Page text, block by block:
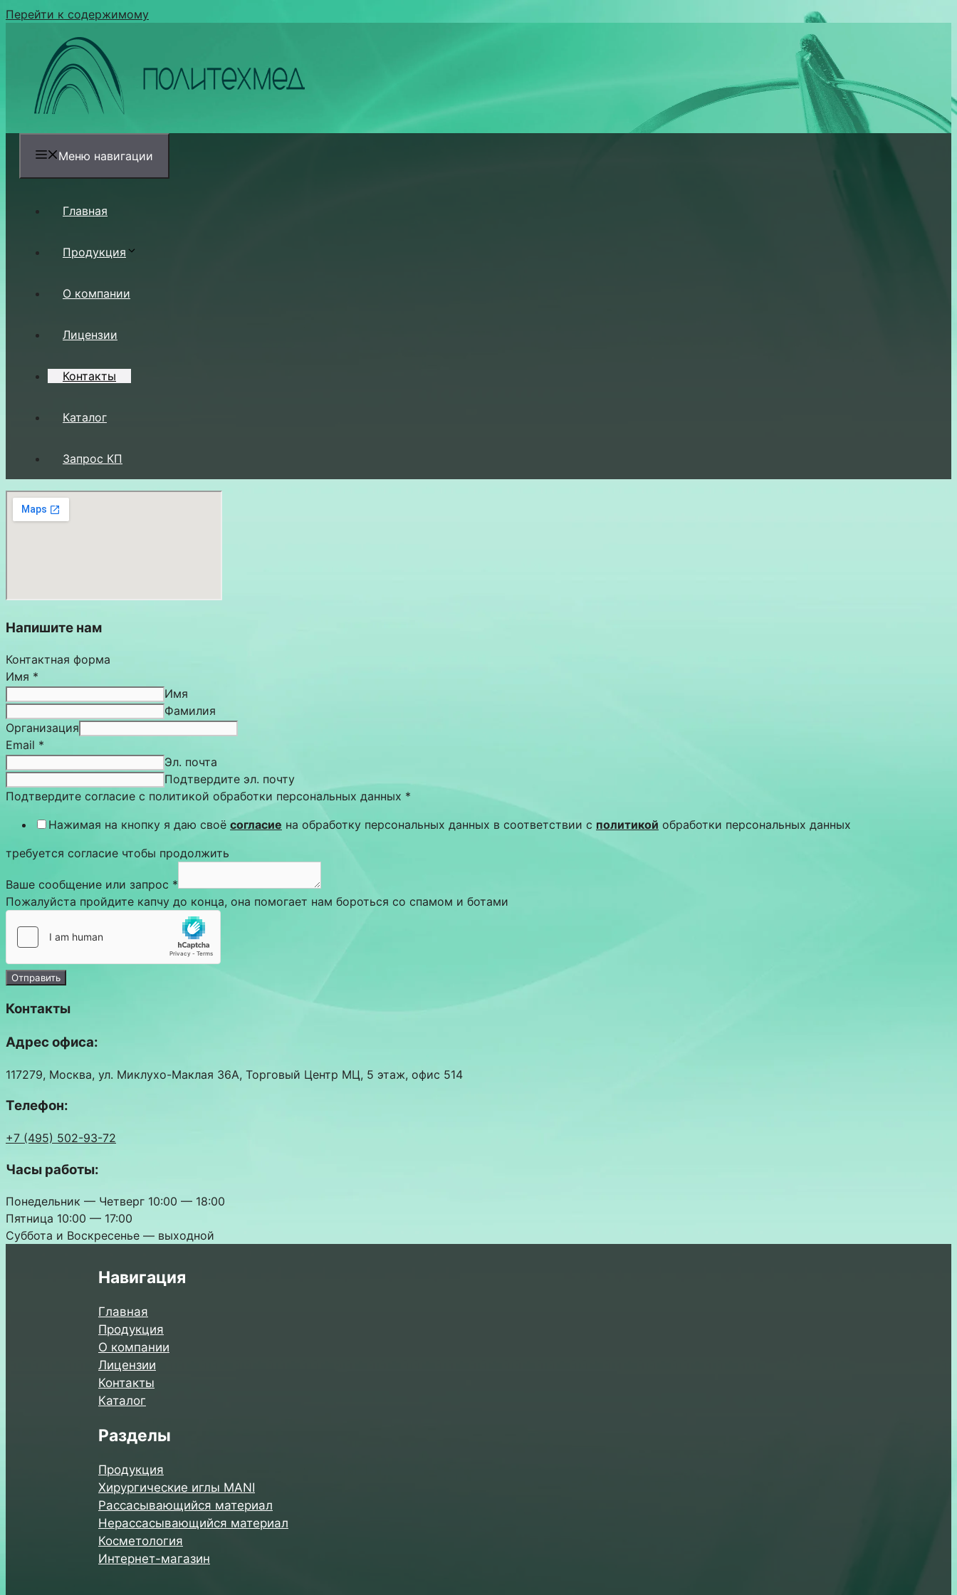
Перейти к содержимому
Меню навигации
Главная
Продукция
О компании
Лицензии
Контакты
Каталог
Запрос КП
Напишите нам
Контактная форма
Имя *
Имя
Фамилия
Организация
Email *
Эл. почта
Подтвердите эл. почту
Подтвердите согласие с политикой обработки персональных данных *
Нажимая на кнопку я даю своё согласие на обработку персональных данных в соответствии с политикой обработки персональных данных
требуется согласие чтобы продолжить
Ваше сообщение или запрос *
Пожалуйста пройдите капчу до конца, она помогает нам бороться со спамом и ботами
Отправить
Контакты
Адрес офиса:
117279, Москва, ул. Миклухо-Маклая 36А, Торговый Центр МЦ, 5 этаж, офис 514
Телефон:
+7 (495) 502-93-72
Часы работы:
Понедельник — Четверг 10:00 — 18:00
Пятница 10:00 — 17:00
Суббота и Воскресенье — выходной
Навигация
Главная
Продукция
О компании
Лицензии
Контакты
Каталог
Разделы
Продукция
Хирургические иглы MANI
Рассасывающийся материал
Нерассасывающийся материал
Косметология
Интернет-магазин